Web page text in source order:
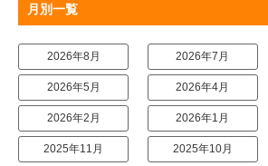
月別一覧
2026年8月 2026年7月
2026年5月 2026年4月
2026年2月 2026年1月
2025年11月 2025年10月